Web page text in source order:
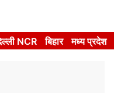
NCR बिहार मध्य प्रदेश